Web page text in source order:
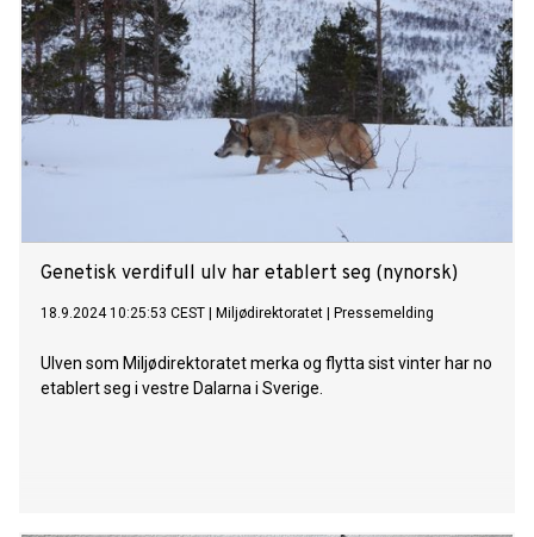
Genetisk verdifull ulv har etablert seg (nynorsk)
18.9.2024 10:25:53 CEST Miljødirektoratet Pressemelding
Ulven som Miljødirektoratet merka og flytta sist vinter har no
etablert seg i vestre Dalarna i Sverige.